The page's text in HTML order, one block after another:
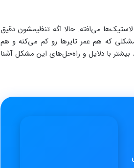
می‌افته. حالا اگه تنظیمشون دقیق
که هم عمر تایرها رو کم می‌کنه و هم
با دلایل و راه‌حل‌های این مشکل آشنا